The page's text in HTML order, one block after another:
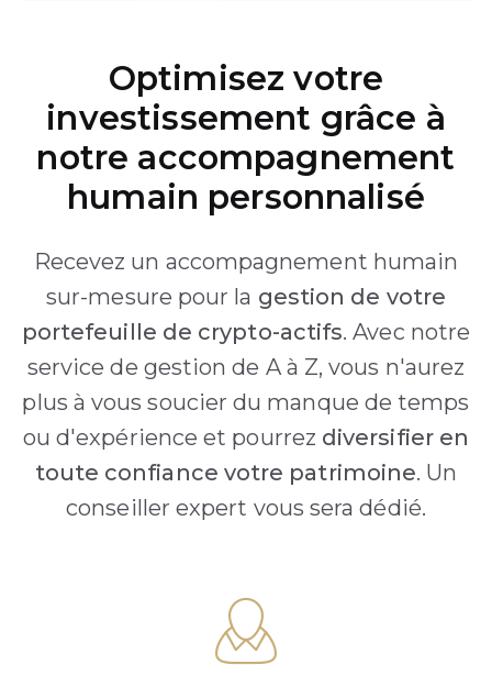
Optimisez votre
investissement grâce à
notre accompagnement
humain personnalisé
Recevez un accompagnement humain
sur-mesure pour la gestion de votre
portefeuille de crypto-actifs. Avec notre
service de gestion de A à Z, vous n'aurez
plus à vous soucier du manque de temps
ou d'expérience et pourrez diversifier en
toute confiance votre patrimoine. Un
conseiller expert vous sera dédié.